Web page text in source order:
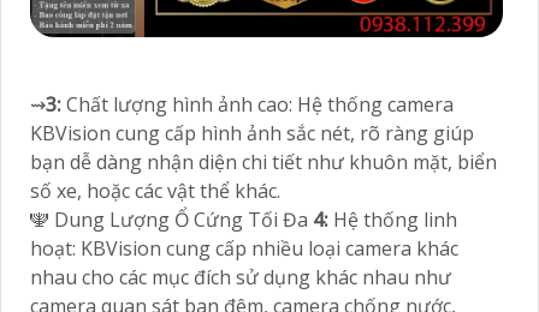
⇝3:Chất lượng hình ảnh cao: Hệ thống camera
KBVision cung cấp hình ảnh sắc nét, rõ ràng giúp
bạn dễ dàng nhận diện chi tiết như khuôn mặt, biển
số xe, hoặc các vật thể khác.
🕎 Dung Lượng Ổ Cứng Tối Đa 4: Hệ thống linh
hoạt: KBVision cung cấp nhiều loại camera khác
nhau cho các mục đích sử dụng khác nhau như
camera quan sát ban đêm, camera chống nước,